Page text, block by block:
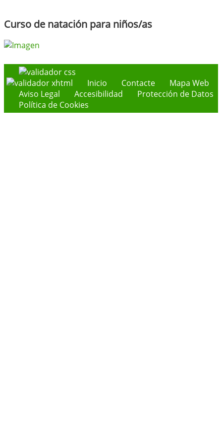
Curso de natación para niños/as
Inicio Contacte
Mapa Web
Aviso Legal
Accesibilidad
Protección de Datos
Política de Cookies